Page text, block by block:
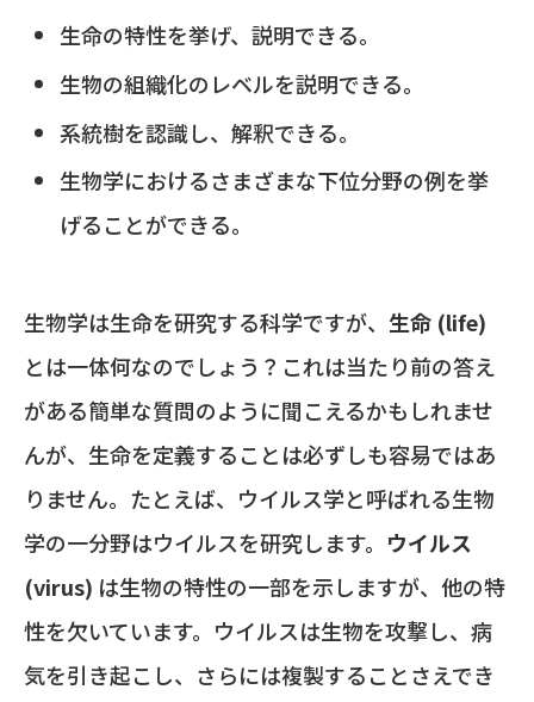
生命の特性を挙げ、説明できる。
生物の組織化のレベルを説明できる。
系統樹を認識し、解釈できる。
生物学におけるさまざまな下位分野の例を挙
げることができる。
生物学は生命を研究する科学ですが、 生命 (life)
とは一体何なのでしょう？これは当たり前の答え
がある簡単な質問のように聞こえるかもしれませ
んが、生命を定義することは必ずしも容易ではあ
りません。たとえば、ウイルス学と呼ばれる生物
学の一分野はウイルスを研究します。 ウイルス
(virus) は生物の特性の一部を示しますが、他の特
性を欠いています。ウイルスは生物を攻撃し、病
気を引き起こし、さらには複製することさえでき